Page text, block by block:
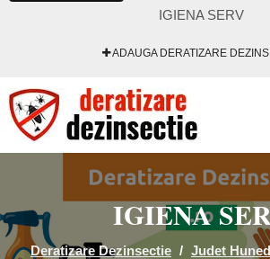
IGIENA SERV
ADAUGA DERATIZARE
IGIENA
Deratizare Dezinsectie / Judet